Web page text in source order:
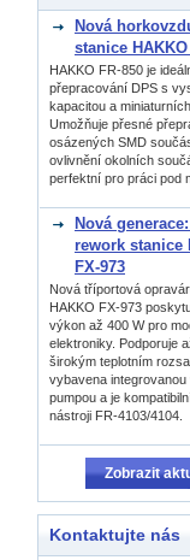
Nová
stanice HAKKO
HAKKO FR-850 je
přepracování DPS s
kapacitou a
Umožňuje přesné
osázených SMD
ovlivnění okolních
perfektní pro práci pod
Nová
rework stanice
FX-973
Nová tříportová
HAKKO FX-973
výkon až 400 W pro
elektroniky. Podporuje
širokým teplotním
vybavena
pumpou a je
nástroji FR-4103/4104.
Zobrazit
Kontaktujte nás